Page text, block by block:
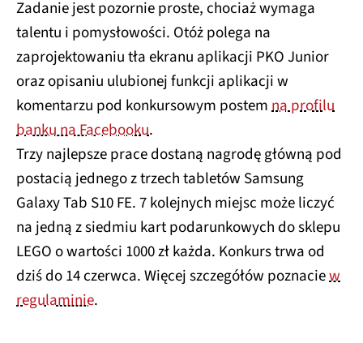
Zadanie jest pozornie proste, chociaż wymaga
talentu i pomysłowości. Otóż polega na
zaprojektowaniu tła ekranu aplikacji PKO Junior
oraz opisaniu ulubionej funkcji aplikacji w
komentarzu pod konkursowym postemna profilu
banku na Facebooku.
Trzy najlepsze prace dostaną nagrodę główną pod
postacią jednego z trzech tabletów Samsung
Galaxy Tab S10 FE. 7 kolejnych miejsc może liczyć
na jedną z siedmiu kart podarunkowych do sklepu
LEGO o wartości 1000 zł każda. Konkurs trwa od
dziś do 14 czerwca. Więcej szczegółów poznaciew
regulaminie.